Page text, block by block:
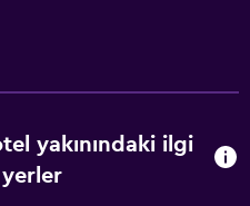
yakınındaki ilgi